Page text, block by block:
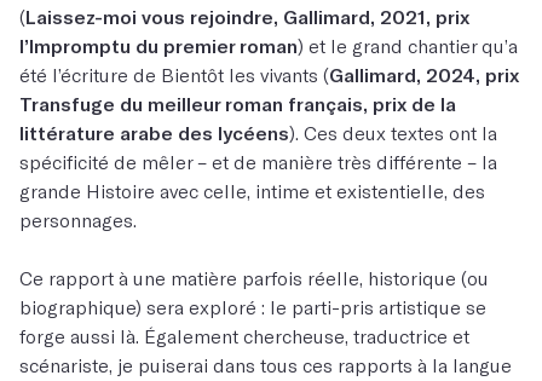
(Laissez-moi vous rejoindre, Gallimard, 2021, prix
l’Impromptu du premier roman) et le grand chantier qu’a
été l’écriture de Bientôt les vivants (Gallimard, 2024, prix
Transfuge du meilleur roman français, prix de la
littérature arabe des lycéens). Ces deux textes ont la
spécificité de mêler – et de manière très différente – la
grande Histoire avec celle, intime et existentielle, des
personnages.
Ce rapport à une matière parfois réelle, historique (ou
biographique) sera exploré : le parti-pris artistique se
forge aussi là. Également chercheuse, traductrice et
scénariste, je puiserai dans tous ces rapports à la langue